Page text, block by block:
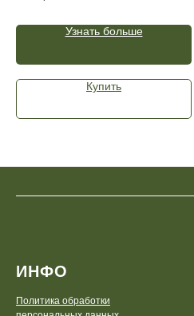
пигментацию и балансирует кожу.
клиентов!
Узнать больше
Купить
ИНФО
Политика обработки